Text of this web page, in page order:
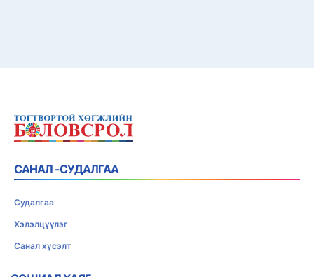
САНАЛ -СУДАЛГАА
Судалгаа
Хэлэлцүүлэг
Санал хүсэлт